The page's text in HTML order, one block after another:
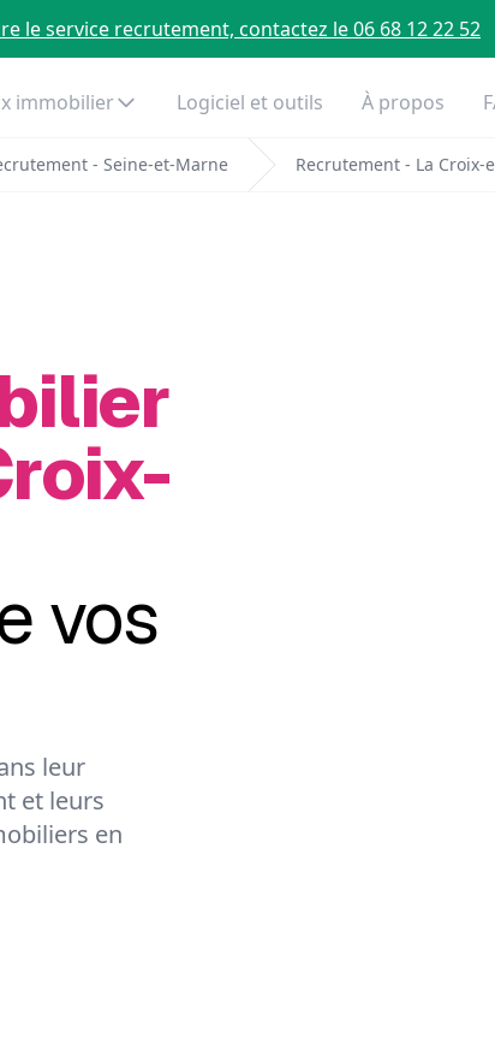
le service recrutement, contactez le 06 68 12 22 52
immobilier Logiciel et outils À propos
- Seine-et-Marne Recrutement - La Croix-
vos
leur
et leurs
en